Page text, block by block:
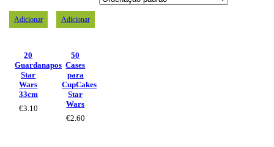
Adicionar
20
Guardanapos
Star
Wars
33cm
€3.10
Adicionar
50
Cases
para
CupCakes
Star
Wars
€2.60